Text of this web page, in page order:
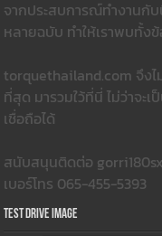
จากประสบการณ์ทำงานกั
หลายฉบับ ทำให้เราพบทั้ง
torquethailand.com จึงไ
ที่สุด มารวมใว้ที่นี่ ไม่ว่าจ
เชื่อถือได้
สนับสนุนติดต่อ
เบอร์โทร 065-455-5393
Test Drive Image